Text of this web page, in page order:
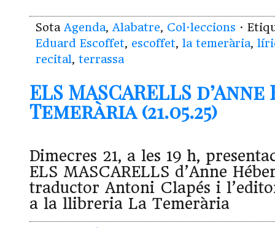
Sota Agenda, Alabatre, Col·leccions ·
Eduard Escoffet, escoffet, la temerària,
recital, terrassa
ELS MASCARELLS
Temerària (21.05.25)
Dimecres 21, a les 19 h,
ELS MASCARELLS d’Anne
traductor Antoni Clapés i
a la llibreria La Temerària